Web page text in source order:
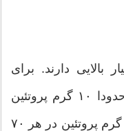
بالایی دارند. برای
مثال در هر ۱۰۰ گرم پنیر محلی حدودا ۱۰ گرم پروتئین
وجود دارد. ماست یونانی حاوی ۱۷ گرم پروتئین در هر ۷۰